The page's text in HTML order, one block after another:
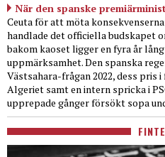
När den spanske
Ceuta för att möta
handlade det officiella budskapet
bakom kaoset ligger en fyra år
uppmärksamhet. Den spanska
Västsahara-frågan 2022, dess pris
Algeriet samt en intern spricka i
upprepade gånger försökt sopa